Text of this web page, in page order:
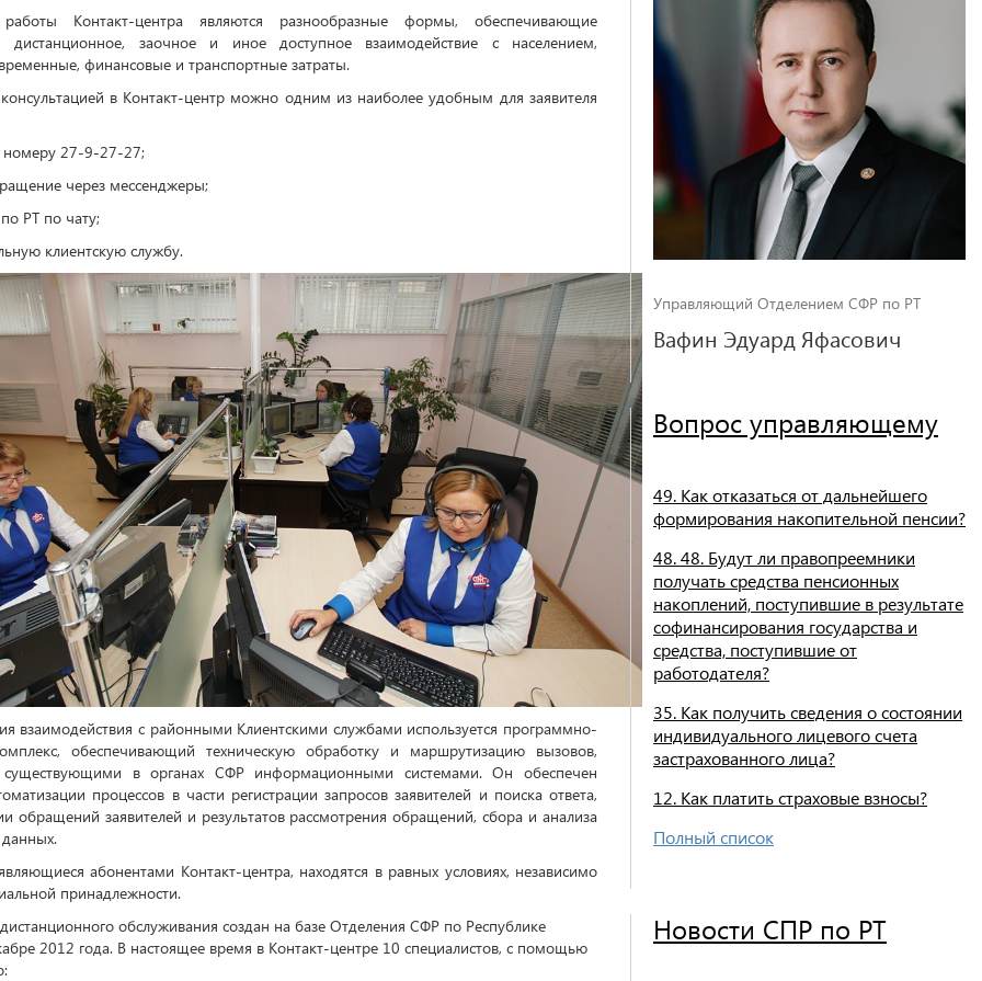
Контакт-центра являются разнообразные формы, обеспечивающие
дистанционное, заочное и иное доступное взаимодействие с населением,
финансовые и транспортные затраты.
в Контакт-центр можно одним из наиболее удобным для заявителя
номеру 27-9-27-27;
через мессенджеры;
РТ по чату;
клиентскую службу.
взаимодействия с районными Клиентскими службами используется программно-
обеспечивающий техническую обработку и маршрутизацию вызовов,
существующими в органах СФР информационными системами. Он обеспечен
процессов в части регистрации запросов заявителей и поиска ответа,
обращений заявителей и результатов рассмотрения обращений, сбора и анализа
данных.
абонентами Контакт-центра, находятся в равных условиях, независимо
принадлежности.
обслуживания создан на базе Отделения СФР по Республике
2012 года. В настоящее время в Контакт-центре 10 специалистов, с помощью
Управляющий Отделением СФР по РТ
Вафин Эдуард Яфасович
Вопрос управляющему
49. Как отказаться от дальнейшего
формирования накопительной пенсии?
48. 48. Будут ли правопреемники
получать средства пенсионных
накоплений, поступившие в результате
софинансирования государства и
средства, поступившие от
работодателя?
35. Как получить сведения о состоянии
индивидуального лицевого счета
застрахованного лица?
12. Как платить страховые взносы?
Полный список
Новости СПР по РТ